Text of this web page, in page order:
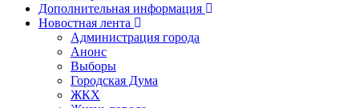
Дополнительная информация
Новостная лента
Администрация города
Анонс
Выборы
Городская Дума
ЖКХ